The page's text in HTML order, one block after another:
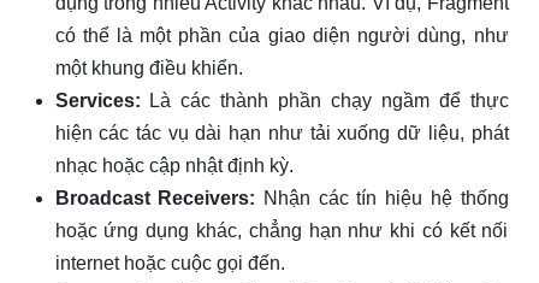
có thể là một phần của giao diện người dùng, như
một khung điều khiển.
Services: Là các thành phần chạy ngầm để thực
hiện các tác vụ dài hạn như tải xuống dữ liệu, phát
nhạc hoặc cập nhật định kỳ.
Broadcast Receivers: Nhận các tín hiệu hệ thống
hoặc ứng dụng khác, chẳng hạn như khi có kết nối
internet hoặc cuộc gọi đến.